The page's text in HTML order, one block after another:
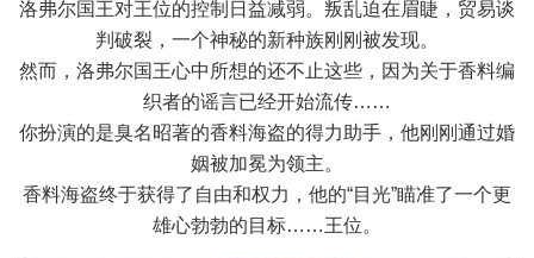
洛弗尔国王对王位的控制日益减弱。叛乱迫在眉睫，贸易谈
判破裂，一个神秘的新种族刚刚被发现。
然而，洛弗尔国王心中所想的还不止这些，因为关于香料编
织者的谣言已经开始流传……
你扮演的是臭名昭著的香料海盗的得力助手，他刚刚通过婚
姻被加冕为领主。
香料海盗终于获得了自由和权力，他的“目光”瞄准了一个更
雄心勃勃的目标……王位。